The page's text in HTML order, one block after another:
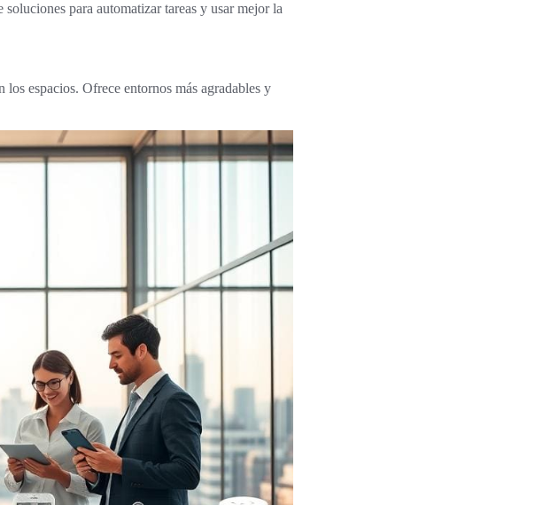
para automatizar tareas y usar mejor la
espacios. Ofrece entornos más agradables y